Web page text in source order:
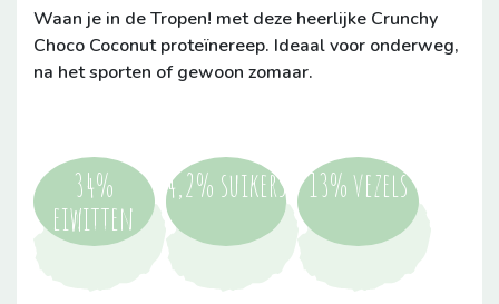
Gewaardeerd
4.89op 5
gebaseerd
28
klantbeoordelingen
Waan je in de Tropen! met deze heerlijke Crunchy
Choco Coconut proteïnereep. Ideaal voor onderweg,
na het sporten of gewoon zomaar.
34%
eiwitten
4,2% suikers 13% vezels